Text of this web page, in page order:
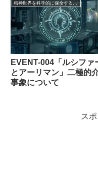
精神世界を科学的に保全する委員会【フェイク創作】
EVENT-004「ルシファ
とアーリマン」二極的
事象について
ス